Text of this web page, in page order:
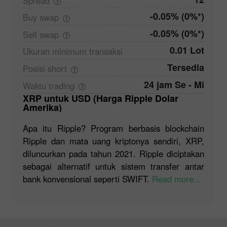
Buy swap -0.05% (0%*)
Sell swap -0.05% (0%*)
Ukuran minimum transaksi 0.01 Lot
Posisi short Tersedia
Waktu trading
24 jam Se - Mi
XRP untuk USD (Harga Ripple Dolar
Amerika)
Apa itu Ripple? Program berbasis blockchain
Ripple dan mata uang kriptonya sendiri, XRP,
diluncurkan pada tahun 2021. Ripple diciptakan
sebagai alternatif untuk sistem transfer antar
bank konvensional seperti SWIFT. Read more...